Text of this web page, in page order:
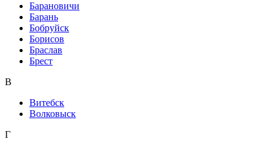
Барановичи
Барань
Бобруйск
Борисов
Браслав
Брест
В
Витебск
Волковыск
Г